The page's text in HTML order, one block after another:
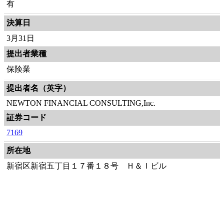
有
決算日
3月31日
提出者業種
保険業
提出者名（英字）
NEWTON FINANCIAL CONSULTING,Inc.
証券コード
7169
所在地
新宿区新宿五丁目１７番１８号 Ｈ＆Ｉビル